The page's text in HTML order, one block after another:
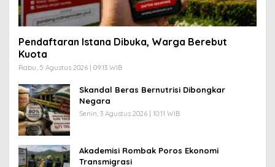
Pendaftaran Istana Dibuka, Warga Berebut
Kuota
Rabu, 5 Agustus 2026 | 09:13 WIB
Skandal Beras Bernutrisi Dibongkar
Negara
Senin, 3 Agustus 2026 | 10:11 WIB
Akademisi Rombak Poros Ekonomi
Transmigrasi